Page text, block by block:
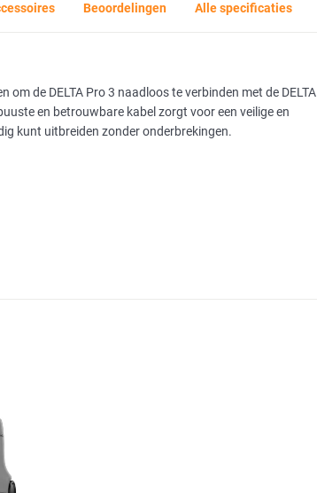
Beoordelingen Alle specificaties
de DELTA Pro 3 naadloos te verbinden met de DELTA
en betrouwbare kabel zorgt voor een veilige en
kunt uitbreiden zonder onderbrekingen.